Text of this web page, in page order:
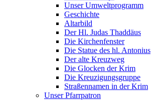
Unser Umweltprogramm
Geschichte
Altarbild
Der Hl. Judas Thaddäus
Die Kirchenfenster
Die Statue des hl. Antonius
Der alte Kreuzweg
Die Glocken der Krim
Die Kreuzigungsgruppe
Straßennamen in der Krim
Unser Pfarrpatron